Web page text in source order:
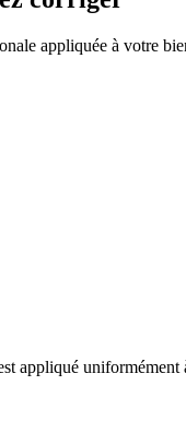
appliquée à votre
appliqué uniformément